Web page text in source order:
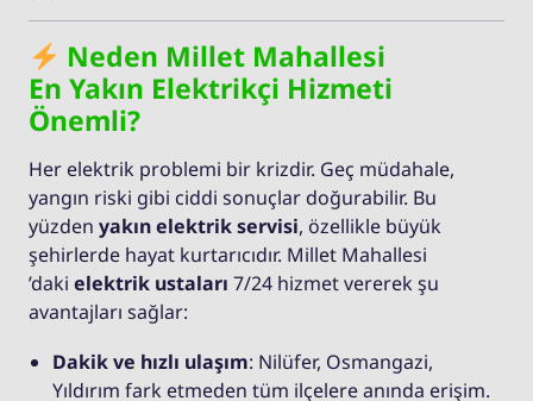
Neden Millet Mahallesi
En Yakın Elektrikçi Hizmeti
Önemli?
Her elektrik problemi bir krizdir. Geç müdahale,
yangın riski gibi ciddi sonuçlar doğurabilir. Bu
yüzden yakın elektrik servisi, özellikle büyük
şehirlerde hayat kurtarıcıdır. Millet Mahallesi
’daki elektrik ustaları 7/24 hizmet vererek şu
avantajları sağlar:
Dakik ve hızlı ulaşım: Nilüfer, Osmangazi,
Yıldırım fark etmeden tüm ilçelere anında erişim.